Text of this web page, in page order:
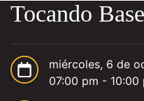
Tocando
miércoles, 6 de
07:00 pm - 10:00